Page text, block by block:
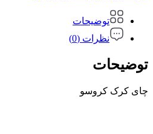
توضیحات
نظرات (0)
توضیحات
چای کرک کروسو